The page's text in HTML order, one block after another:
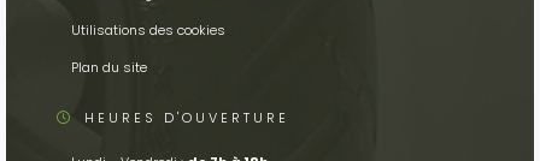
Utilisations des cookies
Plan du site
HEURES D'OUVERTURE